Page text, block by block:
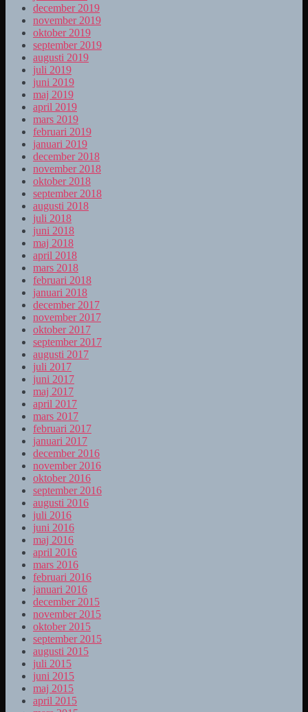
december 2019
november 2019
oktober 2019
september 2019
augusti 2019
juli 2019
juni 2019
maj 2019
april 2019
mars 2019
februari 2019
januari 2019
december 2018
november 2018
oktober 2018
september 2018
augusti 2018
juli 2018
juni 2018
maj 2018
april 2018
mars 2018
februari 2018
januari 2018
december 2017
november 2017
oktober 2017
september 2017
augusti 2017
juli 2017
juni 2017
maj 2017
april 2017
mars 2017
februari 2017
januari 2017
december 2016
november 2016
oktober 2016
september 2016
augusti 2016
juli 2016
juni 2016
maj 2016
april 2016
mars 2016
februari 2016
januari 2016
december 2015
november 2015
oktober 2015
september 2015
augusti 2015
juli 2015
juni 2015
maj 2015
april 2015